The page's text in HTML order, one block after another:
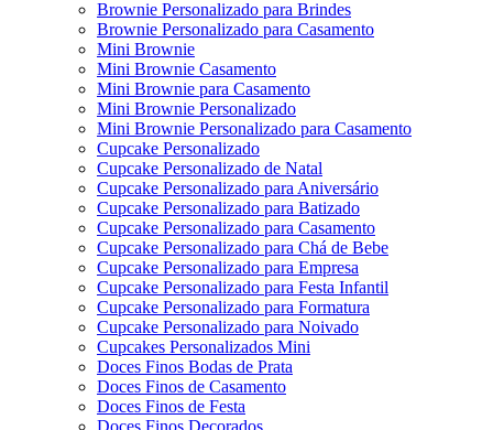
Brownie Personalizado para Brindes
Brownie Personalizado para Casamento
Mini Brownie
Mini Brownie Casamento
Mini Brownie para Casamento
Mini Brownie Personalizado
Mini Brownie Personalizado para Casamento
Cupcake Personalizado
Cupcake Personalizado de Natal
Cupcake Personalizado para Aniversário
Cupcake Personalizado para Batizado
Cupcake Personalizado para Casamento
Cupcake Personalizado para Chá de Bebe
Cupcake Personalizado para Empresa
Cupcake Personalizado para Festa Infantil
Cupcake Personalizado para Formatura
Cupcake Personalizado para Noivado
Cupcakes Personalizados Mini
Doces Finos Bodas de Prata
Doces Finos de Casamento
Doces Finos de Festa
Doces Finos Decorados